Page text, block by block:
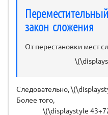
закон сложения
От перестановки мест
Следовательно,
Более того,
\(\displaystyle